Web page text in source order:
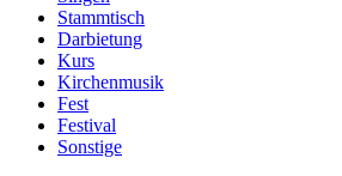
Stammtisch
Darbietung
Kurs
Kirchenmusik
Fest
Festival
Sonstige